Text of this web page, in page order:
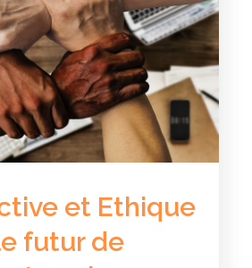
et Ethique
futur de